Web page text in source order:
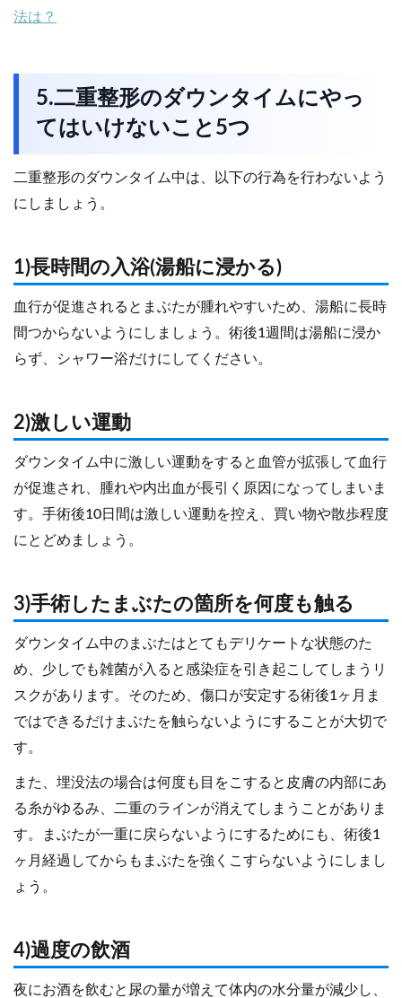
法は？
5.二重整形のダウンタイムにやっ
てはいけないこと5つ
二重整形のダウンタイム中は、以下の行為を行わないよう
にしましょう。
1)長時間の入浴(湯船に浸かる)
血行が促進されるとまぶたが腫れやすいため、湯船に長時
間つからないようにしましょう。術後1週間は湯船に浸か
らず、シャワー浴だけにしてください。
2)激しい運動
ダウンタイム中に激しい運動をすると血管が拡張して血行
が促進され、腫れや内出血が長引く原因になってしまいま
す。手術後10日間は激しい運動を控え、買い物や散歩程度
にとどめましょう。
3)手術したまぶたの箇所を何度も触る
ダウンタイム中のまぶたはとてもデリケートな状態のた
め、少しでも雑菌が入ると感染症を引き起こしてしまうリ
スクがあります。そのため、傷口が安定する術後1ヶ月ま
ではできるだけまぶたを触らないようにすることが大切で
す。
また、埋没法の場合は何度も目をこすると皮膚の内部にあ
る糸がゆるみ、二重のラインが消えてしまうことがありま
す。まぶたが一重に戻らないようにするためにも、術後1
ヶ月経過してからもまぶたを強くこすらないようにしまし
ょう。
4)過度の飲酒
夜にお酒を飲むと尿の量が増えて体内の水分量が減少し、